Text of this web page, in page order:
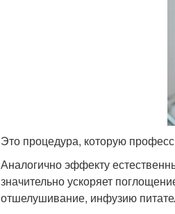
Это процедура, которую
Аналогично эффекту
значительно ускоряет
отшелушивание, инфузию